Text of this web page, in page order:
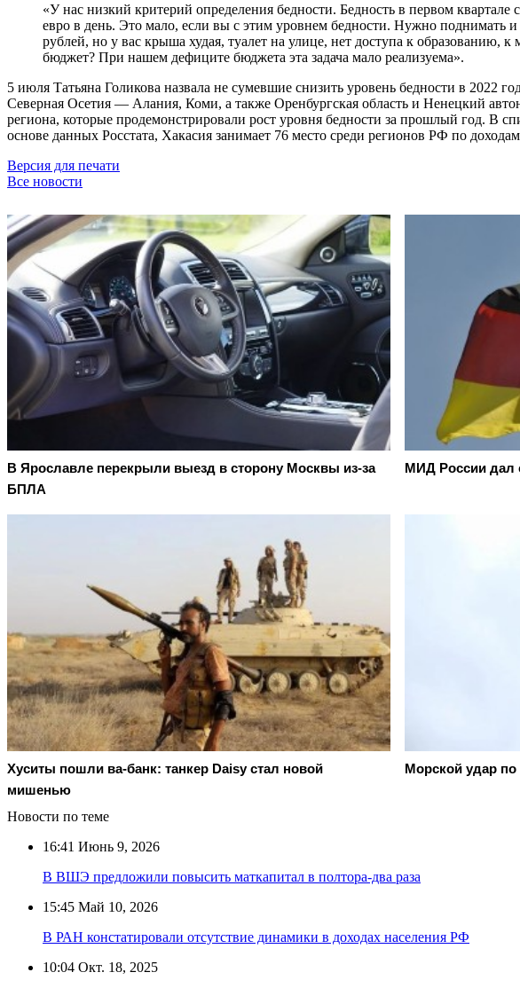
«У нас низкий критерий определения бедности. Бедность в первом
евро в день. Это мало, если вы с этим уровнем бедности. Нужно поднимать
рублей, но у вас крыша худая, туалет на улице, нет доступа к
бюджет? При нашем дефиците бюджета эта задача мало реализуема».
5 июля Татьяна Голикова назвала не сумевшие снизить уровень бедности в
Северная Осетия — Алания, Коми, а также Оренбургская область и Ненецкий
региона, которые продемонстрировали рост уровня бедности за прошлый год.
основе данных Росстата, Хакасия занимает 76 место среди регионов РФ по
Версия для печати
Все новости
В Ярославле перекрыли выезд в сторону Москвы из-за
БПЛА
МИД России дал
Хуситы пошли ва-банк: танкер Daisy стал новой
мишенью
Морской удар
Новости по теме
16:41 Июнь 9, 2026
В ВШЭ предложили повысить маткапитал в полтора-два раза
15:45 Май 10, 2026
В РАН констатировали отсутствие динамики в доходах населения РФ
10:04 Окт. 18, 2025